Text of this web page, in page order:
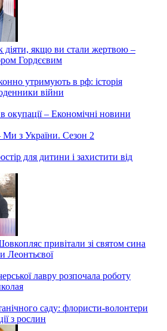
Що очікувати від сьогоднішнього
кататися на ковзанах? Поради
України! Як учитель з Київщини
колекцію
У Києві нарешті демонтують